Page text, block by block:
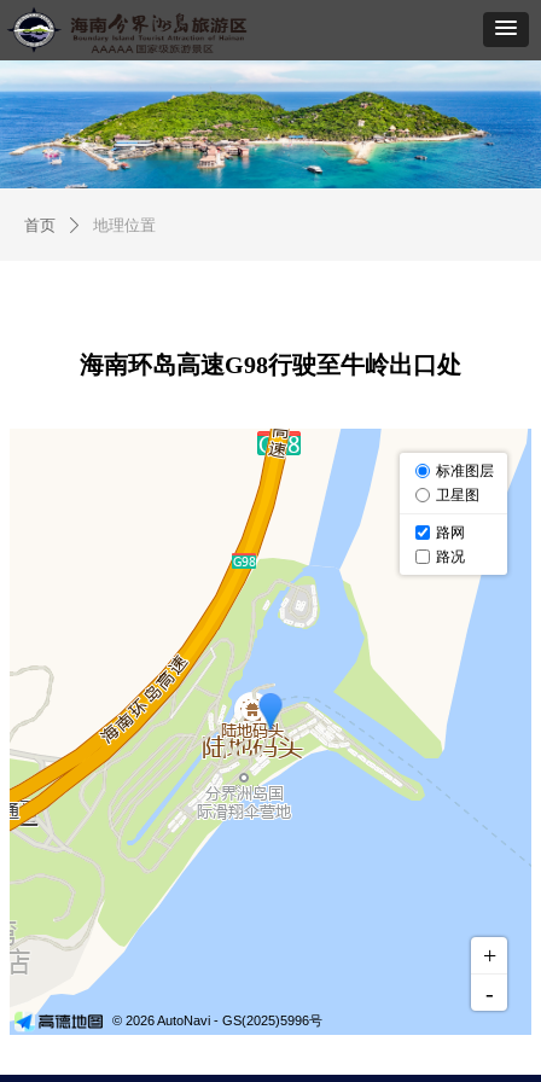
首页 ꄲ 地理位置
海南环岛高速G98行驶至牛岭出口处